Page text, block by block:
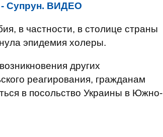
Супрун. ВИДЕО
в частности, в столице страны
эпидемия холеры.
других
реагирования, гражданам
в посольство Украины в Южно-